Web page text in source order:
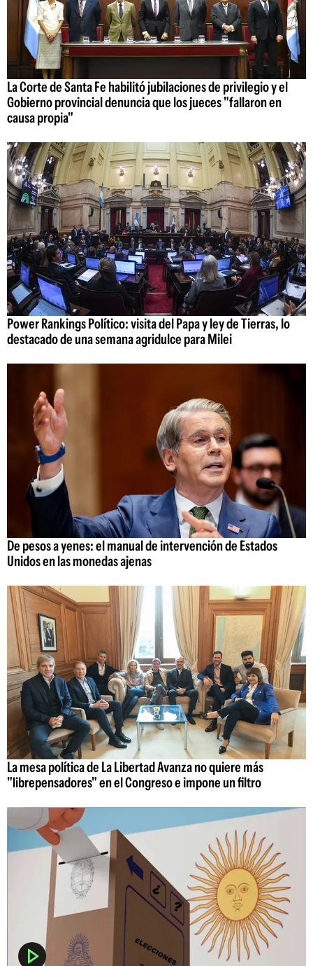
La Corte de Santa Fe habilitó jubilaciones de privilegio y el
Gobierno provincial denuncia que los jueces "fallaron en
causa propia"
Power Rankings Político: visita del Papa y ley de Tierras, lo
destacado de una semana agridulce para Milei
De pesos a yenes: el manual de intervención de Estados
Unidos en las monedas ajenas
La mesa política de La Libertad Avanza no quiere más
"librepensadores" en el Congreso e impone un filtro